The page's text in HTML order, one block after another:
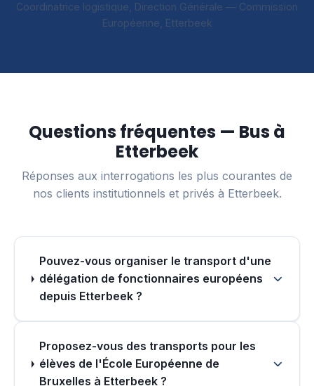
Coordinatrice logistique, Direction Générale — Commission
Européenne, Etterbeek
Questions fréquentes — Bus à
Etterbeek
Réponses aux interrogations les plus courantes de
nos clients institutionnels et privés à Etterbeek.
Pouvez-vous organiser le transport d'une
délégation de fonctionnaires européens
depuis Etterbeek ?
Proposez-vous des transports pour les
élèves de l'École Européenne de
Bruxelles à Etterbeek ?